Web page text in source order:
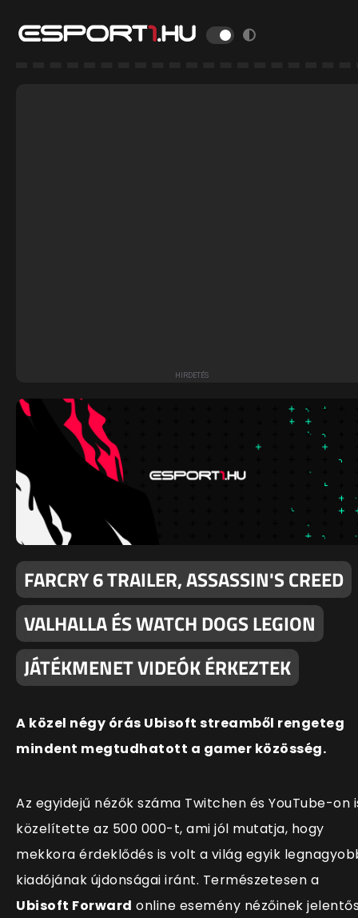
FARCRY 6 TRAILER, ASSASSIN'S CREED
VALHALLA ÉS WATCH DOGS LEGION
JÁTÉKMENET VIDEÓK ÉRKEZTEK
A közel négy órás Ubisoft streamből rengeteg
mindent megtudhatott a gamer közösség.
Az egyidejű nézők száma Twitchen és YouTube-on
közelítette az 500 000-t, ami jól mutatja, hogy
mekkora érdeklődés is volt a világ egyik
kiadójának újdonságai iránt. Természetesen a
Ubisoft Forward online esemény nézőinek